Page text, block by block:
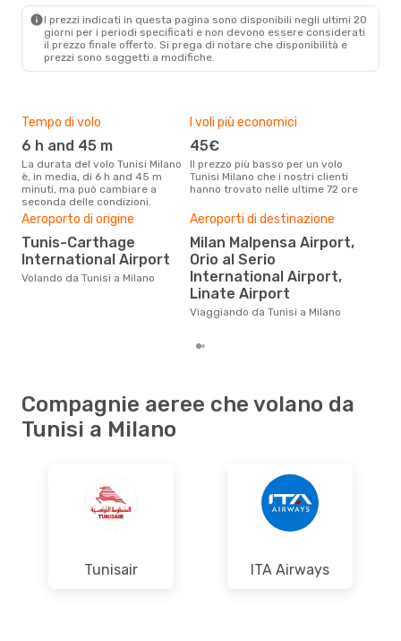
I prezzi indicati in questa pagina sono disponibili negli ultimi 20
giorni per i periodi specificati e non devono essere considerati
il ​​prezzo finale offerto. Si prega di notare che disponibilità e
prezzi sono soggetti a modifiche.
Tempo di volo
6 h and 45 m
La durata del volo Tunisi Milano
è, in media, di 6 h and 45 m
minuti, ma può cambiare a
seconda delle condizioni.
I voli più economici
45€
Il prezzo più basso per un volo
Tunisi Milano che i nostri clienti
hanno trovato nelle ultime 72 ore
Aeroporto di origine
Tunis-Carthage
International Airport
Volando da Tunisi a Milano
Aeroporti di destinazione
Milan Malpensa Airport,
Orio al Serio
International Airport,
Linate Airport
Viaggiando da Tunisi a Milano
Compagnie aeree che volano da
Tunisi a Milano
Tunisair ITA Airways